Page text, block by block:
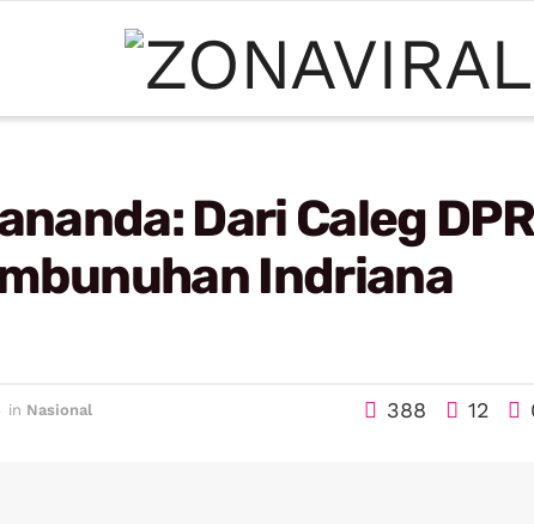
Dari Caleg DPR
Indriana
in Nasional 388 12